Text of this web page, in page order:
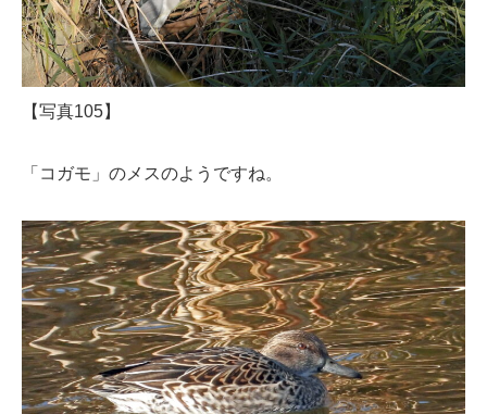
【写真105】
「コガモ」のメスのようですね。